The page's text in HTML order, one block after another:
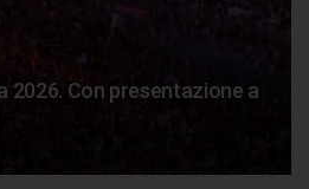
2026. Con presentazione a